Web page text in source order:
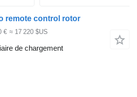
remote control rotor
€ ≈ 17 220 $US
de chargement